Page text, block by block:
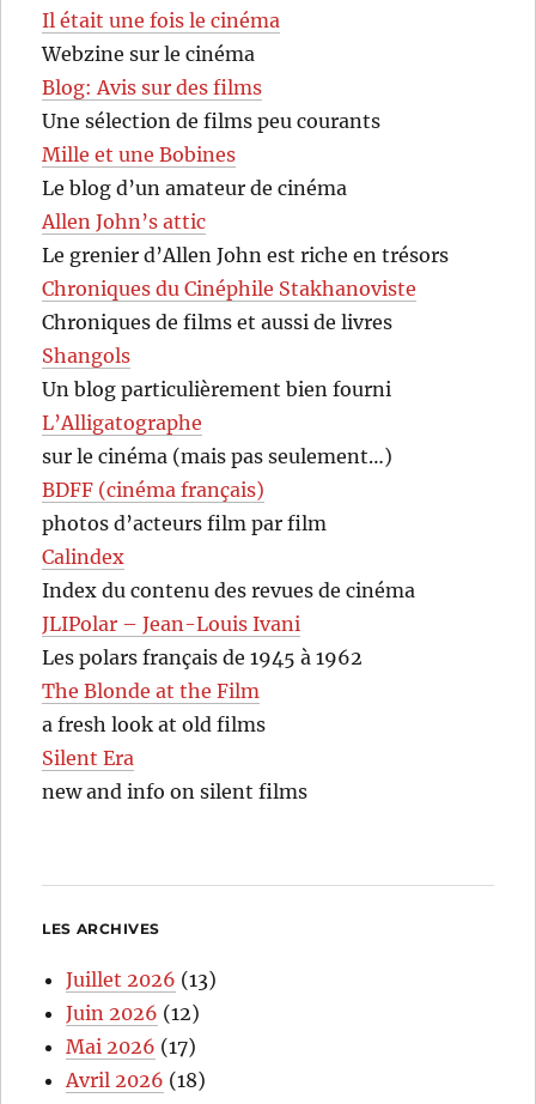
Il était une fois le cinéma
Webzine sur le cinéma
Blog: Avis sur des films
Une sélection de films peu courants
Mille et une Bobines
Le blog d’un amateur de cinéma
Allen John’s attic
Le grenier d’Allen John est riche en trésors
Chroniques du Cinéphile Stakhanoviste
Chroniques de films et aussi de livres
Shangols
Un blog particulièrement bien fourni
L’Alligatographe
sur le cinéma (mais pas seulement…)
BDFF (cinéma français)
photos d’acteurs film par film
Calindex
Index du contenu des revues de cinéma
JLIPolar – Jean-Louis Ivani
Les polars français de 1945 à 1962
The Blonde at the Film
a fresh look at old films
Silent Era
new and info on silent films
LES ARCHIVES
Juillet 2026 (13)
Juin 2026 (12)
Mai 2026 (17)
Avril 2026 (18)